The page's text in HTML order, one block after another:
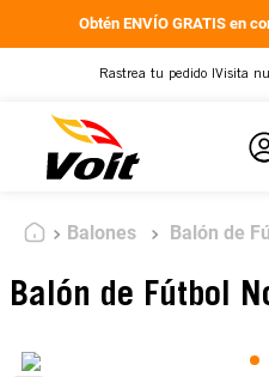
Obtén ENVÍO GRATIS en
Rastrea tu pedido | Visita
Balones Balón de
Balón de Fútbol